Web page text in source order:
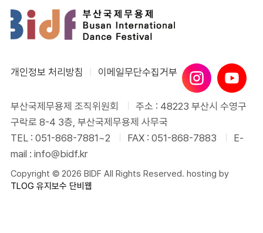
개인정보 처리방침 이메일무단수집거부
부산국제무용제 조직위원회
주소 : 48223 부산시 수영구
구락로 8-4 3층, 부산국제무용제 사무국
TEL : 051-868-7881~2
FAX : 051-868-7883
E-
mail : info@bidf.kr
Copyright © 2026 BIDF All Rights Reserved. hosting by
TLOG 유지보수 단비웹